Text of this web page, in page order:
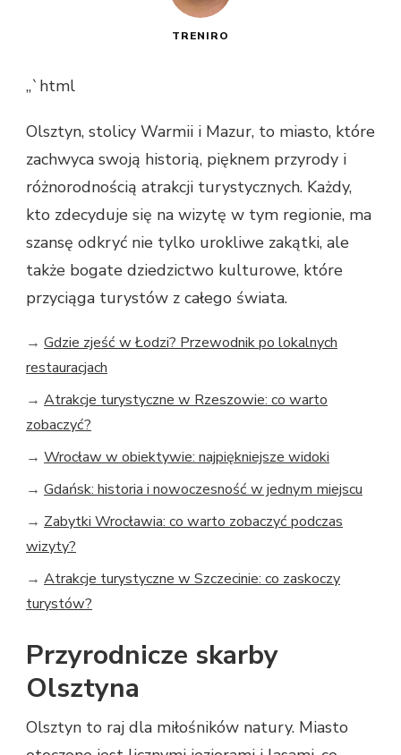
TRENIRO
„`html
Olsztyn, stolicy Warmii i Mazur, to miasto, które
zachwyca swoją historią, pięknem przyrody i
różnorodnością atrakcji turystycznych. Każdy,
kto zdecyduje się na wizytę w tym regionie, ma
szansę odkryć nie tylko urokliwe zakątki, ale
także bogate dziedzictwo kulturowe, które
przyciąga turystów z całego świata.
→ Gdzie zjeść w Łodzi? Przewodnik po lokalnych
restauracjach
→ Atrakcje turystyczne w Rzeszowie: co warto
zobaczyć?
→ Wrocław w obiektywie: najpiękniejsze widoki
→ Gdańsk: historia i nowoczesność w jednym miejscu
→ Zabytki Wrocławia: co warto zobaczyć podczas
wizyty?
→ Atrakcje turystyczne w Szczecinie: co zaskoczy
turystów?
Przyrodnicze skarby
Olsztyna
Olsztyn to raj dla miłośników natury. Miasto